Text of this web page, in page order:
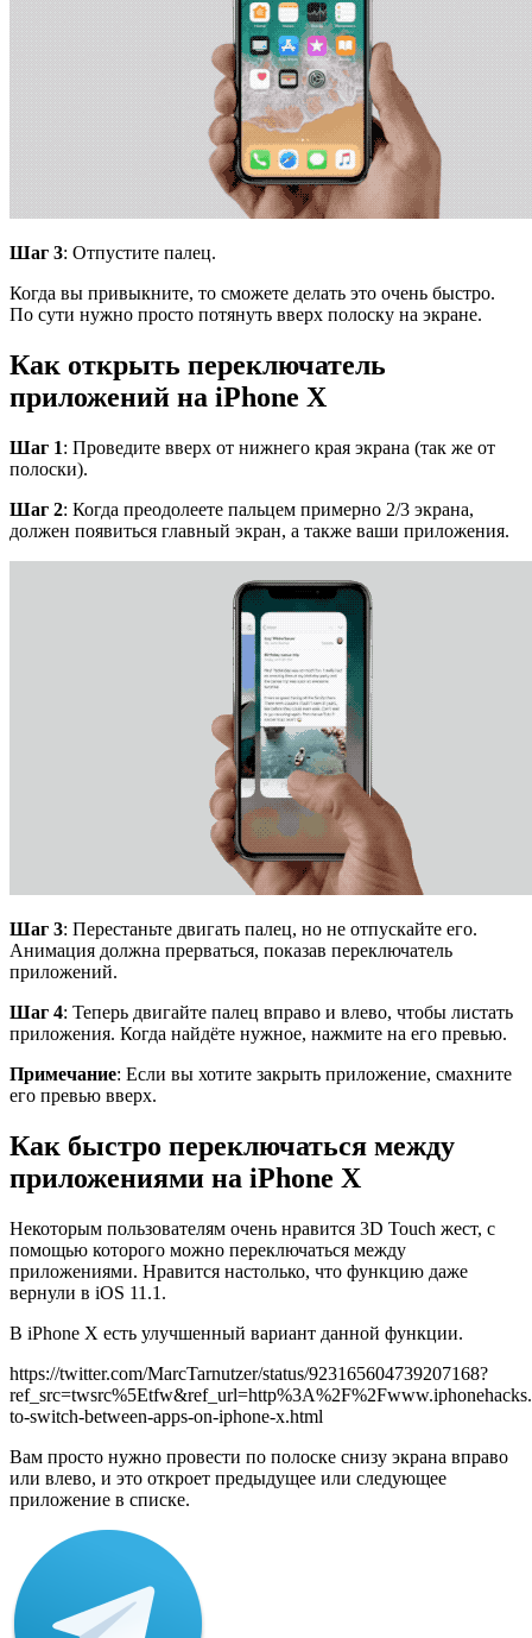
Шаг 3: Отпустите палец.
Когда вы привыкните, то сможете делать это очень быстро.
По сути нужно просто потянуть вверх полоску на экране.
Как открыть переключатель
приложений на iPhone X
Шаг 1: Проведите вверх от нижнего края экрана (так же от
полоски).
Шаг 2: Когда преодолеете пальцем примерно 2/3 экрана,
должен появиться главный экран, а также ваши приложения.
Шаг 3: Перестаньте двигать палец, но не отпускайте его.
Анимация должна прерваться, показав переключатель
приложений.
Шаг 4: Теперь двигайте палец вправо и влево, чтобы листать
приложения. Когда найдёте нужное, нажмите на его превью.
Примечание: Если вы хотите закрыть приложение, смахните
его превью вверх.
Как быстро переключаться между
приложениями на iPhone X
Некоторым пользователям очень нравится 3D Touch жест, с
помощью которого можно переключаться между
приложениями. Нравится настолько, что функцию даже
вернули в iOS 11.1.
В iPhone X есть улучшенный вариант данной функции.
https://twitter.com/MarcTarnutzer/status/923165604739207168?
to-switch-between-apps-on-iphone-x.html
Вам просто нужно провести по полоске снизу экрана вправо
или влево, и это откроет предыдущее или следующее
приложение в списке.